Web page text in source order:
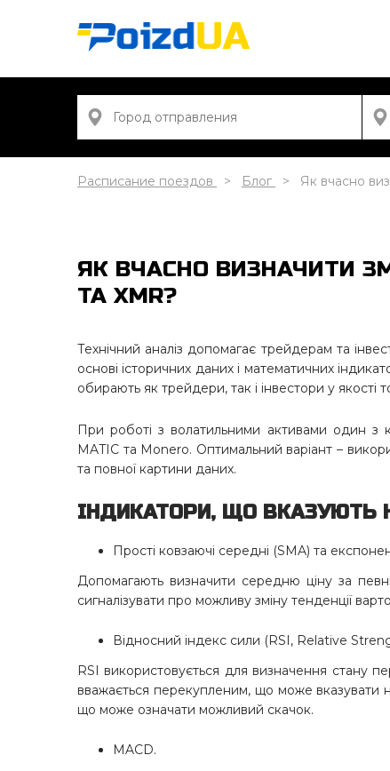
Расписание поездов Блог Як вчасно
ЯК ВЧАСНО ВИЗНАЧИТИ
ТА XMR?
Технічний аналіз допомагає трейдерам та
основі історичних даних і математичних
обирають як трейдери, так і інвестори у якості
При роботі з волатильними активами один з
MATIC та Monero. Оптимальний варіант –
та повної картини даних.
ІНДИКАТОРИ, ЩО ВКАЗУЮТЬ
Прості ковзаючі середні (SMA) та
Допомагають визначити середню ціну за
сигналізувати про можливу зміну тенденції
Відносний індекс сили (RSI, Relative
RSI використовується для визначення стану
вважається перекупленим, що може
що може означати можливий скачок.
MACD.